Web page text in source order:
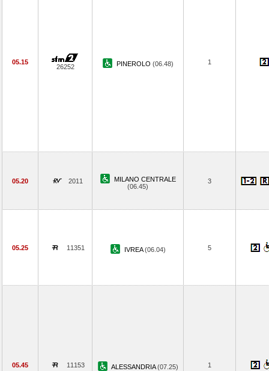
05.15
26252 PINEROLO (06.48) 1
05.20 2011
MILANO CENTRALE
(06.45)
3
05.25 11351 IVREA(06.04) 5
05.45 11153 ALESSANDRIA(07.25) 1